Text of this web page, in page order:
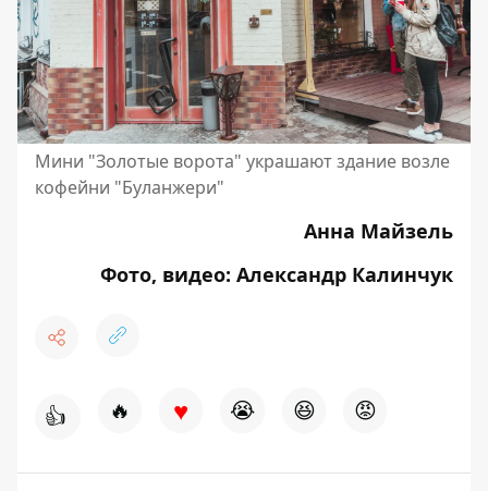
Мини "Золотые ворота" украшают здание возле
кофейни "Буланжери"
Анна Майзель
Фото, видео: Александр Калинчук
👍 🔥 ♥ 😭 😆 😡